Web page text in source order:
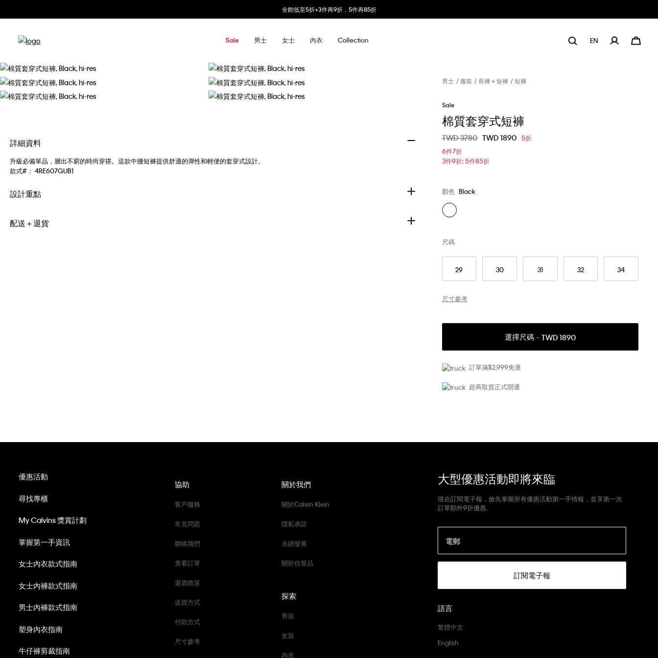
全館低至5折+3件再9折，5件再85折
Sale 男士 女士 內衣 Collection EN
詳細資料
升級必備單品，層出不窮的時尚穿搭。這款中腰短褲提供舒適的彈性和輕便的套穿式設計。
款式#： 4RE607GUB1
設計重點
配送＋退貨
男士 服裝 長褲 + 短褲 短褲
Sale
棉質套穿式短褲
價格扣減從
TWD 3780至TWD 1890 5折
6件7折
3件9折; 5件85折
顏色 Black
29 30 31 32 34
尺碼
尺寸參考
選擇尺碼 TWD 1890
訂單滿$2,999免運
超商取貨正式開通
大型優惠活動即將來臨
現在訂閱電子報，搶先掌握所有優惠活動第一手情報，並享第一次
訂單額外9折優惠。
電郵
訂閱電子報
語言
繁體中文
English
協助
客戶服務
常見問題
聯絡我們
查看訂單
退貨政策
送貨方式
付款方式
尺寸參考
優惠活動
尋找專櫃
My Calvins 獎賞計劃
掌握第一手資訊
女士內衣款式指南
女士內褲款式指南
男士內褲款式指南
塑身內衣指南
牛仔褲剪裁指南
探索
男裝
女裝
內衣
關於我們
關於Calvin Klein
隱私承諾
永續發展
關於仿冒品